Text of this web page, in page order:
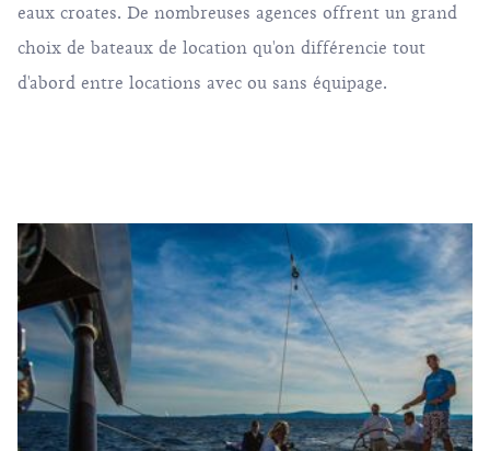
eaux croates. De nombreuses agences offrent un grand
choix de bateaux de location qu'on différencie tout
d'abord entre locations avec ou sans équipage.